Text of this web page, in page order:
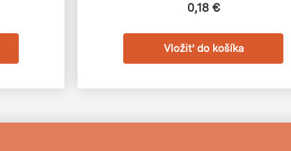
0,18 €